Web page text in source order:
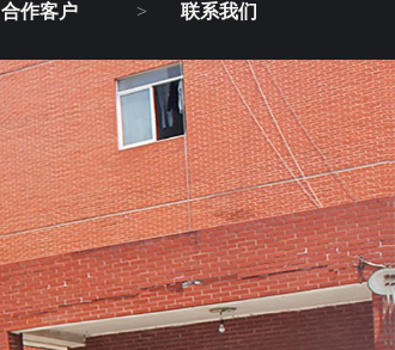
合作客户 联系我们